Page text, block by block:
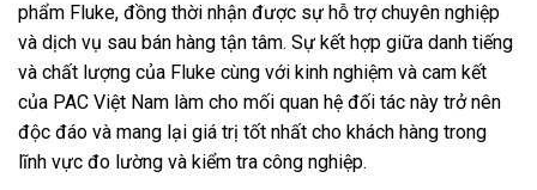
phẩm Fluke, đồng thời nhận được sự hỗ trợ chuyên nghiệp
và dịch vụ sau bán hàng tận tâm. Sự kết hợp giữa danh tiếng
và chất lượng của Fluke cùng với kinh nghiệm và cam kết
của PAC Việt Nam làm cho mối quan hệ đối tác này trở nên
độc đáo và mang lại giá trị tốt nhất cho khách hàng trong
lĩnh vực đo lường và kiểm tra công nghiệp.